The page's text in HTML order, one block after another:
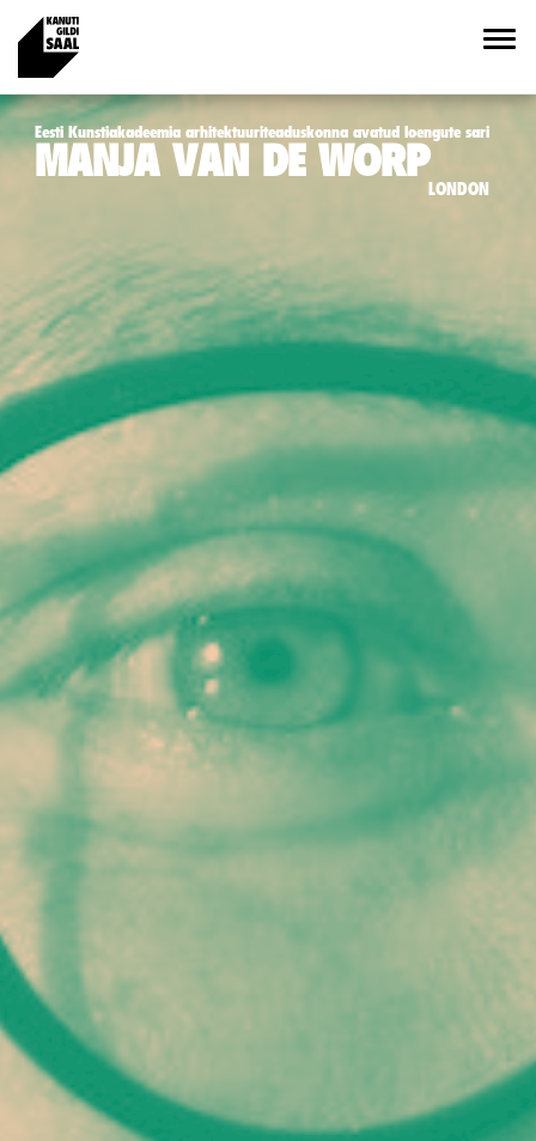
Eesti Kunstiakadeemia arhitektuuriteaduskonna avatud loengute sari
MANJA VAN DE WORP
LONDON